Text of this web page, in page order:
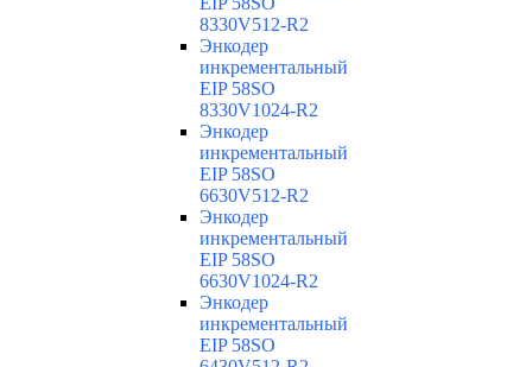
8330V512-R2
Энкодер
инкрементальный
EIP 58SO
8330V1024-R2
Энкодер
инкрементальный
EIP 58SO
6630V512-R2
Энкодер
инкрементальный
EIP 58SO
6630V1024-R2
Энкодер
инкрементальный
EIP 58SO